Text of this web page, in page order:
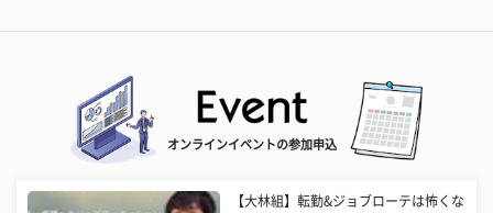
オンラインイベントの参加申込
【大林組】転勤&ジョブローテは怖くな